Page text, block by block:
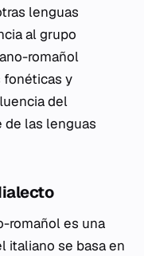
lenguas
al grupo
romañol
fonéticas y
del
de las lenguas
romañol es una
italiano se basa en